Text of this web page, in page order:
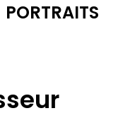
PORTRAITS